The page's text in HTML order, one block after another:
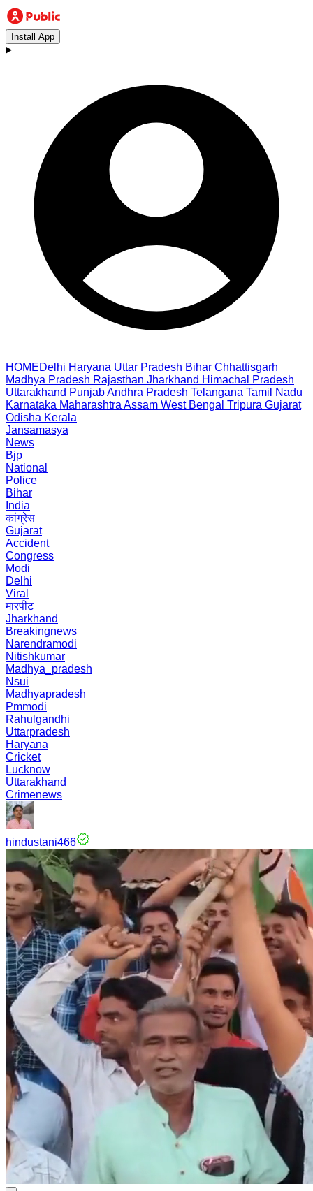
Install App
HOMEDelhi Haryana Uttar Pradesh Bihar Chhattisgarh
Madhya Pradesh Rajasthan Jharkhand Himachal Pradesh
Uttarakhand PunjabAndhra Pradesh Telangana Tamil Nadu
Karnataka Maharashtra Assam West Bengal Tripura Gujarat
Odisha Kerala
Jansamasya
News
Bjp
National
Police
Bihar
India
कांग्रेस
Gujarat
Accident
Congress
Modi
Delhi
Viral
मारपीट
Jharkhand
Breakingnews
Narendramodi
Nitishkumar
Madhya_pradesh
Nsui
Madhyapradesh
Pmmodi
Rahulgandhi
Uttarpradesh
Haryana
Cricket
Lucknow
Uttarakhand
Crimenews
hindustani466